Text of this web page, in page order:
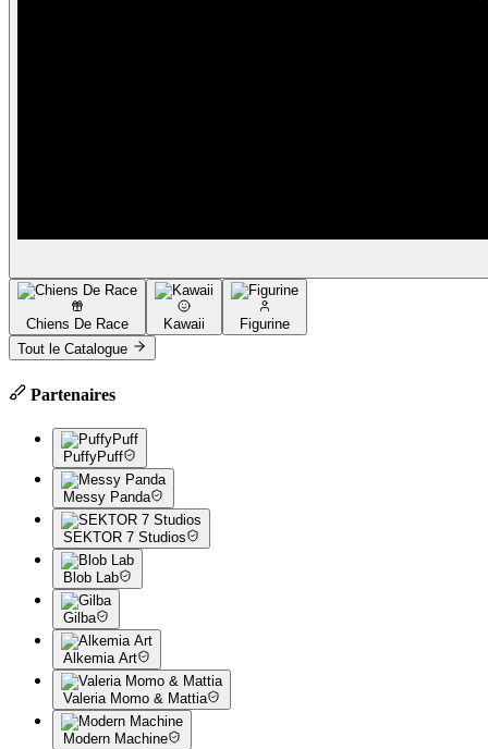
Chiens De Race Kawaii
Figurine
Tout le Catalogue
Partenaires
PuffyPuff
Messy Panda
SEKTOR 7 Studios
Blob Lab
Gilba
Alkemia Art
Valeria Momo & Mattia
Modern Machine